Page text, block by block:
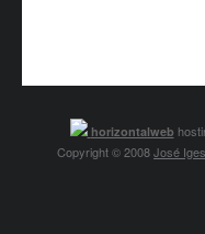
horizontalweb
Copyright © 2008José Iges